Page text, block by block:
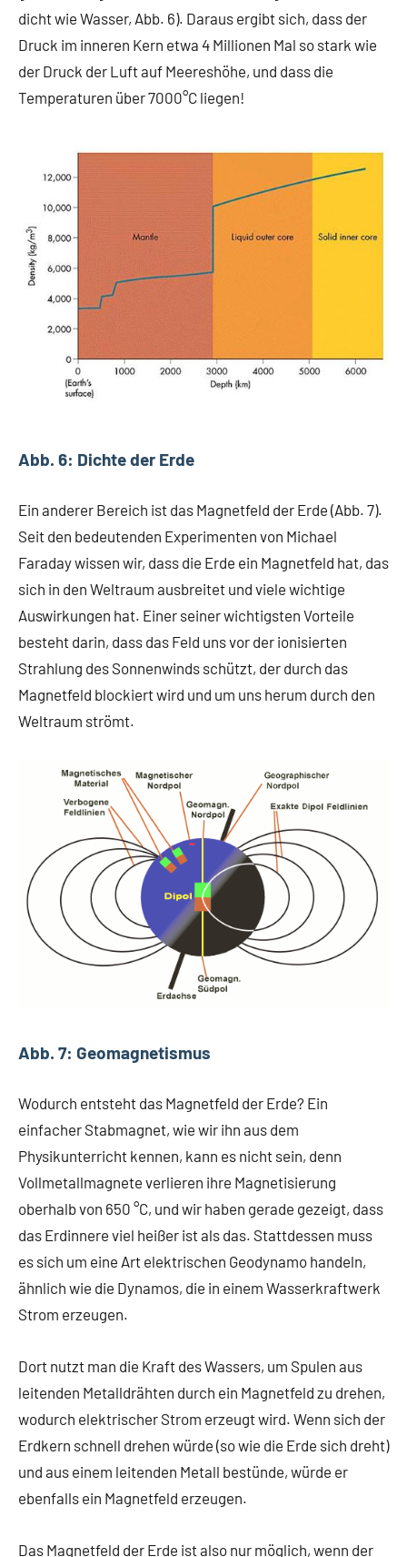
dicht wie Wasser, Abb. 6). Daraus ergibt sich, dass der
Druck im inneren Kern etwa 4 Millionen Mal so stark wie
der Druck der Luft auf Meereshöhe, und dass die
Temperaturen über 7000°C liegen!
Abb. 6: Dichte der Erde
Ein anderer Bereich ist das Magnetfeld der Erde (Abb. 7).
Seit den bedeutenden Experimenten von Michael
Faraday wissen wir, dass die Erde ein Magnetfeld hat, das
sich in den Weltraum ausbreitet und viele wichtige
Auswirkungen hat. Einer seiner wichtigsten Vorteile
besteht darin, dass das Feld uns vor der ionisierten
Strahlung des Sonnenwinds schützt, der durch das
Magnetfeld blockiert wird und um uns herum durch den
Weltraum strömt.
Abb. 7: Geomagnetismus
Wodurch entsteht das Magnetfeld der Erde? Ein
einfacher Stabmagnet, wie wir ihn aus dem
Physikunterricht kennen, kann es nicht sein, denn
Vollmetallmagnete verlieren ihre Magnetisierung
oberhalb von 650 °C, und wir haben gerade gezeigt, dass
das Erdinnere viel heißer ist als das. Stattdessen muss
es sich um eine Art elektrischen Geodynamo handeln,
ähnlich wie die Dynamos, die in einem Wasserkraftwerk
Strom erzeugen.
Dort nutzt man die Kraft des Wassers, um Spulen aus
leitenden Metalldrähten durch ein Magnetfeld zu drehen,
wodurch elektrischer Strom erzeugt wird. Wenn sich der
Erdkern schnell drehen würde (so wie die Erde sich dreht)
und aus einem leitenden Metall bestünde, würde er
ebenfalls ein Magnetfeld erzeugen.
Das Magnetfeld der Erde ist also nur möglich, wenn der